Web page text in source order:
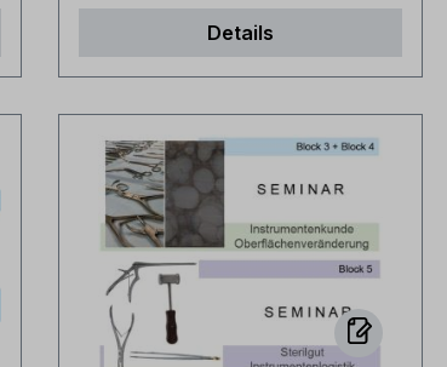
Details